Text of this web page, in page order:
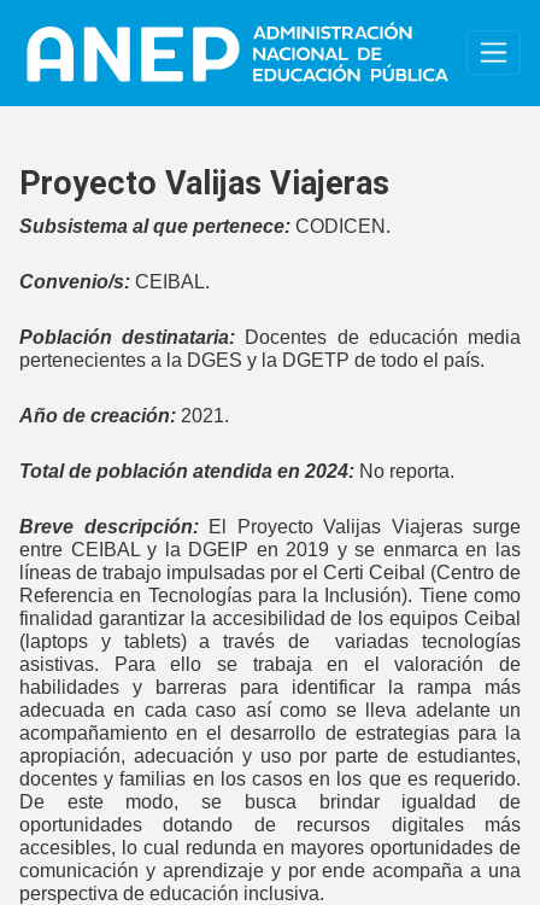
Proyecto Valijas Viajeras
Subsistema al que pertenece: CODICEN.
Convenio/s: CEIBAL.
Población destinataria: Docentes de educación media
pertenecientes a la DGES y la DGETP de todo el país.
Año de creación: 2021.
Total de población atendida en 2024: No reporta.
Breve descripción: El Proyecto Valijas Viajeras surge
entre CEIBAL y la DGEIP en 2019 y se enmarca en las
líneas de trabajo impulsadas por el Certi Ceibal (Centro de
Referencia en Tecnologías para la Inclusión). Tiene como
finalidad garantizar la accesibilidad de los equipos Ceibal
(laptops y tablets) a través de variadas tecnologías
asistivas. Para ello se trabaja en el valoración de
habilidades y barreras para identificar la rampa más
adecuada en cada caso así como se lleva adelante un
acompañamiento en el desarrollo de estrategias para la
apropiación, adecuación y uso por parte de estudiantes,
docentes y familias en los casos en los que es requerido.
De este modo, se busca brindar igualdad de
oportunidades dotando de recursos digitales más
accesibles, lo cual redunda en mayores oportunidades de
comunicación y aprendizaje y por ende acompaña a una
perspectiva de educación inclusiva.